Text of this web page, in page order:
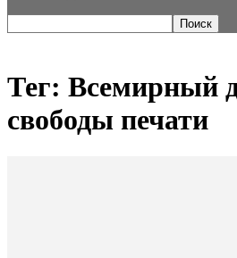
Тег: Всемирный
свободы печати